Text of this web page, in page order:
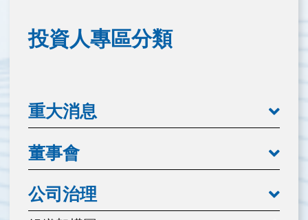
投資人專區分類
重大消息
董事會
公司治理